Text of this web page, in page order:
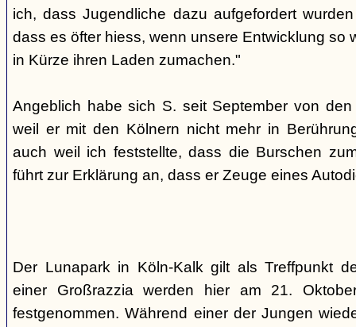
ich, dass Jugendliche dazu aufgefordert
dass es öfter hiess, wenn unsere Entwicklung so
in Kürze ihren Laden zumachen."
Angeblich habe sich S. seit September von
weil er mit den Kölnern nicht mehr in
auch weil ich feststellte, dass die Burschen
führt zur Erklärung an, dass er Zeuge eines
Der Lunapark in Köln-Kalk gilt als Treffpunkt
einer Großrazzia werden hier am 21.
festgenommen. Während einer der Jungen